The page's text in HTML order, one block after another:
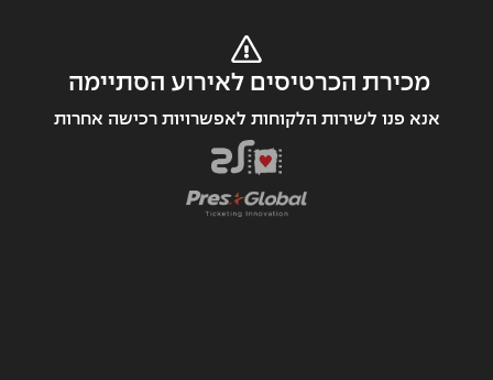
מכירת הכרטיסים לאירוע הסתיימה
אנא פנו לשירות הלקוחות לאפשרויות רכישה אחרות